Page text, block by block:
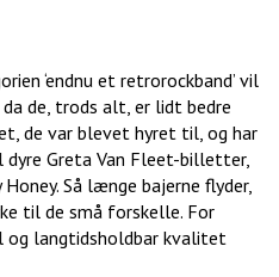
‘endnu et retrorockband’ vil
de, trods alt, er lidt bedre
de var blevet hyret til, og har
dyre Greta Van Fleet-billetter,
Så længe bajerne flyder,
til de små forskelle. For
og langtidsholdbar kvalitet